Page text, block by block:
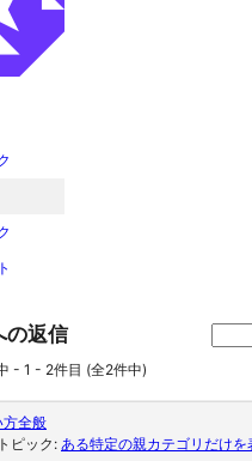
の返信
- 1 - 2件目 (全2件中)
方全般
ピック: ある特定の親カテゴリだけ